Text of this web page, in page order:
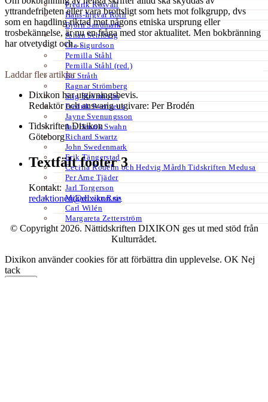
Fredrik Rosvall
Hans-Ingvar Roth
Björn Sandmark
Johan Sehlberg
Ola Sigurdson
Pernilla Ståhl
Pernilla Ståhl (red.)
Bo Stråth
Ragnar Strömberg
Stig Strömholm
Fredrik Svenaeus
Jayne Svenungsson
Jan Henrik Swahn
Richard Swartz
John Swedenmark
Erik Tängerstad
Cecilia Rodéhn och Hedvig Mårdh Tidskriften Medusa
Per Arne Tjäder
Jarl Torgerson
Mikael van Reis
Carl Wilén
Margareta Zetterström
yttrandefriheten eller vara brottsligt som hets mot folkgrupp, dvs
som en handling riktad mot någons etniska ursprung eller
trosbekännelse, är nu en fråga med stor aktualitet. Men bokbränning
har otvetydigt och…
Laddar fler artiklar
Dixikon har utgivningsbevis.
Redaktör och ansvarig utgivare: Per Brodén
Tidskriften Dixikon
Göteborg
Textfält footer 3
Kontakt:
redaktionen@dixikon.se
© Copyright 2026. Nättidskriften DIXIKON ges ut med stöd från
Kulturrådet.
Dixikon använder cookies för att förbättra din upplevelse. OK Nej
tack